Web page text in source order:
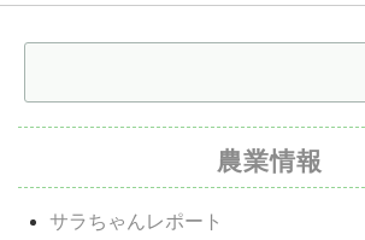
農業情報
サラちゃんレポート